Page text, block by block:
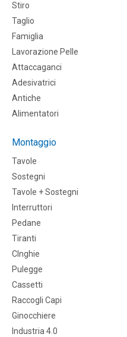
Stiro
Taglio
Famiglia
Lavorazione Pelle
Attaccaganci
Adesivatrici
Antiche
Alimentatori
Montaggio
Tavole
Sostegni
Tavole + Sostegni
Interruttori
Pedane
Tiranti
CInghie
Pulegge
Cassetti
Raccogli Capi
Ginocchiere
Industria 4.0